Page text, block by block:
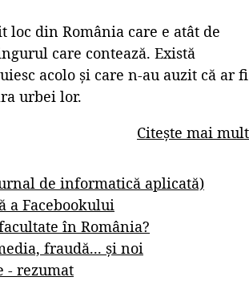
loc din România care e atât de
care contează. Există
acolo și care n-au auzit că ar fi
urbei lor.
Citește mai mult
de informatică aplicată)
a Facebookului
în România?
fraudă... și noi
- rezumat